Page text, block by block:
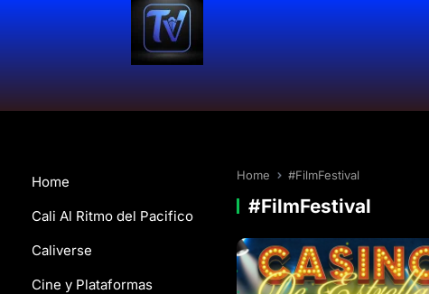
Home
Cali Al Ritmo del Pacifico
Caliverse
Cine y Plataformas
Home #FilmFestival
#FilmFestival